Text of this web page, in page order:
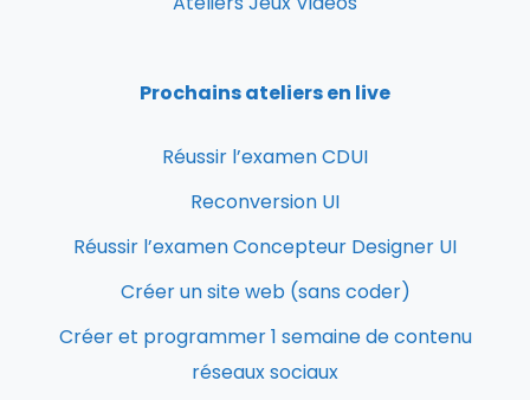
Prochains ateliers en live
Réussir l’examen CDUI
Reconversion UI
Réussir l’examen Concepteur Designer UI
Créer un site web (sans coder)
Créer et programmer 1 semaine de contenu
réseaux sociaux